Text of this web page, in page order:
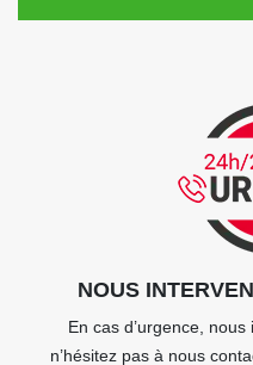
NOUS
En cas d’urgence, nous
n’hésitez pas à nous